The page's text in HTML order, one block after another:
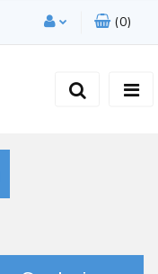
cookies
(0)